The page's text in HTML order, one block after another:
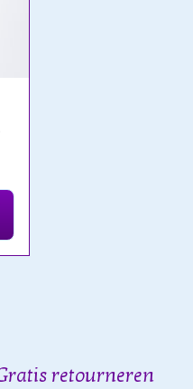
retourneren